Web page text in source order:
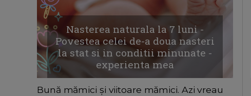
Nasterea naturala la 7 luni -
Povestea celei de-a doua nasteri
la stat si in conditii minunate -
experienta mea
Bună mămici și viitoare mămici. Azi vreau